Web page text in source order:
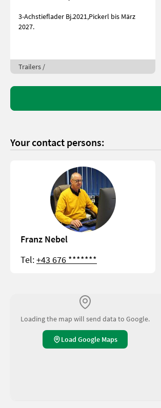
3-Achstieflader Bj.2021,Pickerl bis März
2027.
Trailers /
Your contact persons:
Franz Nebel
Tel:+43 676 *******
Loading the map will send data to Google.
Load Google Maps